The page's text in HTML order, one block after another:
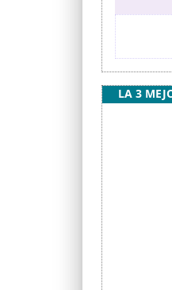
15,6
de
útil
LA 3